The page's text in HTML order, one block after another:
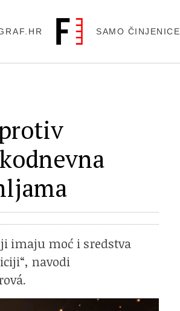
SAMO ČINJENICE
imaju moć i sredstva
navodi